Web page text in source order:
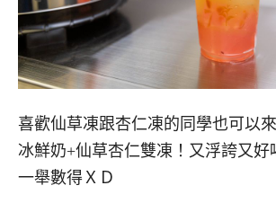
喜歡仙草凍跟杏仁凍的同學也可以
冰鮮奶+仙草杏仁雙凍！又浮誇又好
一舉數得ＸＤ